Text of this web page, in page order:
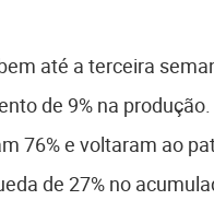
até a terceira
de 9% na
76% e voltaram ao
de 27% no